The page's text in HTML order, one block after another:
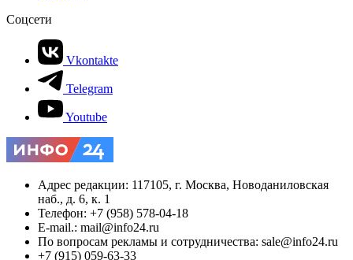
Соцсети
Vkontakte
Telegram
Youtube
Адрес редакции: 117105, г. Москва, Новоданиловская
наб., д. 6, к. 1
Телефон: +7 (958) 578-04-18
E-mail.: mail@info24.ru
По вопросам рекламы и сотрудничества: sale@info24.ru
+7 (915) 059-63-33